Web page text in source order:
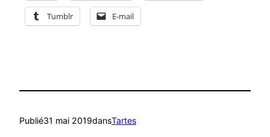
Tumblr E-mail
Publié31 mai 2019dansTartes